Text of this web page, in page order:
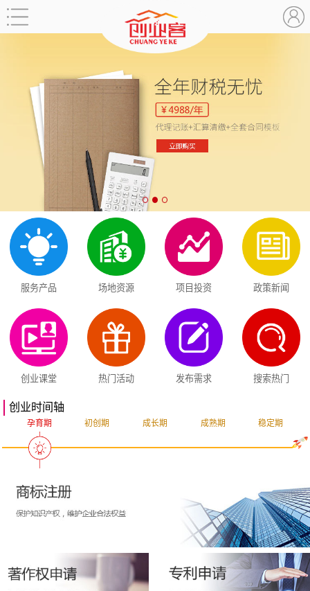
服务产品 场地资源 项目投资 政策新闻
创业课堂 热门活动 发布需求 搜索热门
创业时间轴
孕育期 初创期 成长期 成熟期 稳定期